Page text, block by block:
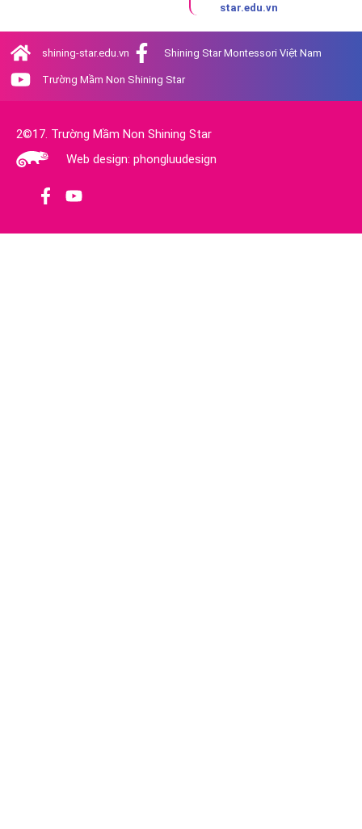
star.edu.vn
shining-star.edu.vn Shining Star Montessori Việt Nam
Trường Mầm Non Shining Star
2©17. Trường Mầm Non Shining Star
Web design: phongluudesign